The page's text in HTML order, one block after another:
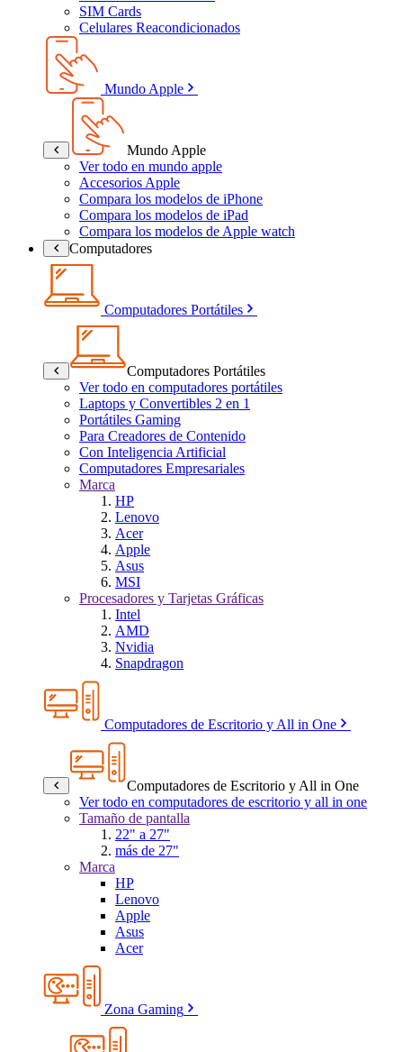
SIM Cards
Celulares Reacondicionados
Mundo Apple
Mundo Apple
Ver todo en mundo apple
Accesorios Apple
Compara los modelos de iPhone
Compara los modelos de iPad
Compara los modelos de Apple watch
Computadores
Computadores Portátiles
Computadores Portátiles
Ver todo en computadores portátiles
Laptops y Convertibles 2 en 1
Portátiles Gaming
Para Creadores de Contenido
Con Inteligencia Artificial
Computadores Empresariales
Marca
HP
Lenovo
Acer
Apple
Asus
MSI
Procesadores y Tarjetas Gráficas
Intel
AMD
Nvidia
Snapdragon
Computadores de Escritorio y All in One
Computadores de Escritorio y All in One
Ver todo en computadores de escritorio y all in one
Tamaño de pantalla
22" a 27"
más de 27"
Marca
HP
Lenovo
Apple
Asus
Acer
Zona Gaming